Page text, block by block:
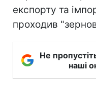
експорту та
проходив
Не
наші